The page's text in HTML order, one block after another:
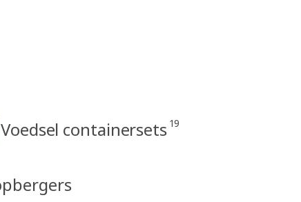
Voedsel containersets 19